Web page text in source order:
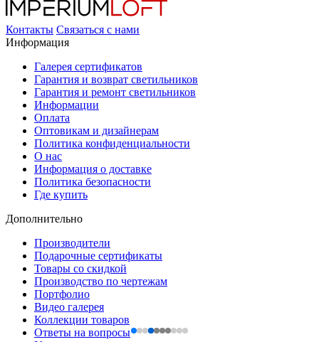
Контакты Связаться с нами
Информация
Галерея сертификатов
Гарантия и возврат светильников
Гарантия и ремонт светильников
Информации
Оплата
Оптовикам и дизайнерам
Политика конфиденциальности
О нас
Информация о доставке
Политика безопасности
Где купить
Дополнительно
Производители
Подарочные сертификаты
Товары со скидкой
Производство по чертежам
Портфолио
Видео галерея
Коллекции товаров
Ответы на вопросы